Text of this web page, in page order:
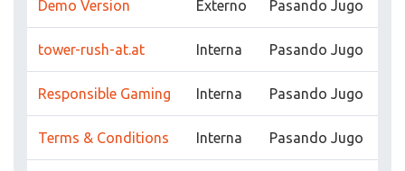
Demo Version Externo Pasando Jugo
tower-rush-at.at Interna Pasando Jugo
Responsible Gaming Interna Pasando Jugo
Terms & Conditions Interna Pasando Jugo